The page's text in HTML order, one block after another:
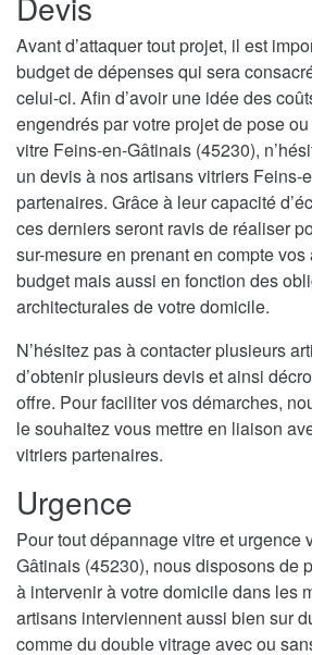
Avant d’attaquer tout projet, il est
budget de dépenses qui sera
celui-ci. Afin d’avoir une idée des
engendrés par votre projet de pose
vitre Feins-en-Gâtinais (45230),
un devis à nos artisans vitriers Feins-
partenaires. Grâce à leur capacité
ces derniers seront ravis de réaliser
sur-mesure en prenant en compte vos
budget mais aussi en fonction des
architecturales de votre domicile.
N’hésitez pas à contacter plusieurs
d’obtenir plusieurs devis et ainsi
offre. Pour faciliter vos démarches,
le souhaitez vous mettre en liaison
vitriers partenaires.
Urgence
Pour tout dépannage vitre et urgence
Gâtinais (45230), nous disposons de
à intervenir à votre domicile dans les
artisans interviennent aussi bien sur
comme du double vitrage avec ou